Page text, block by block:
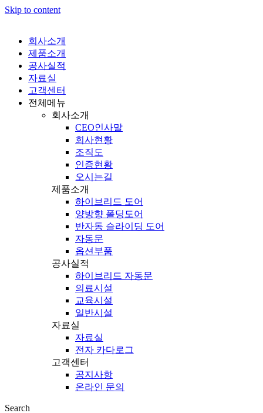
Skip to content
회사소개
제품소개
공사실적
자료실
고객센터
전체메뉴
회사소개
CEO인사말
회사현황
조직도
인증현황
오시는길
제품소개
하이브리드 도어
양방향 폴딩도어
반자동 슬라이딩 도어
자동문
옵션부품
공사실적
하이브리드 자동문
의료시설
교육시설
일반시설
자료실
자료실
전자 카다로그
고객센터
공지사항
온라인 문의
Search